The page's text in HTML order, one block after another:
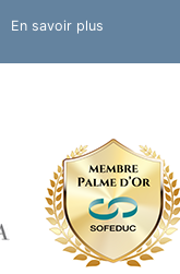
En savoir plus